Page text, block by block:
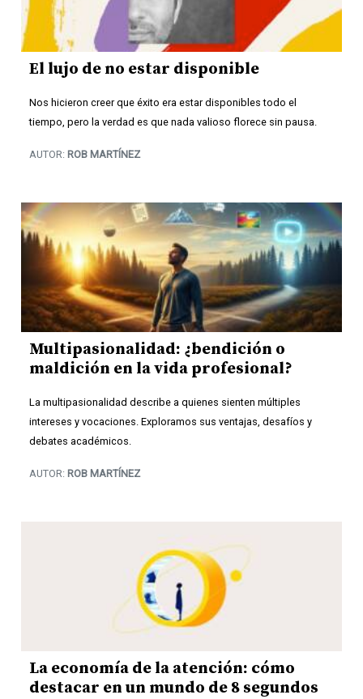
El lujo de no estar disponible
Nos hicieron creer que éxito era estar disponibles todo el
tiempo, pero la verdad es que nada valioso florece sin pausa.
AUTOR: ROB MARTÍNEZ
Multipasionalidad: ¿bendición o
maldición en la vida profesional?
La multipasionalidad describe a quienes sienten múltiples
intereses y vocaciones. Exploramos sus ventajas, desafíos y
debates académicos.
AUTOR: ROB MARTÍNEZ
La economía de la atención: cómo
destacar en un mundo de 8 segundos